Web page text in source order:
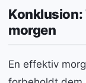
Konklusion:
morgen
En effektiv